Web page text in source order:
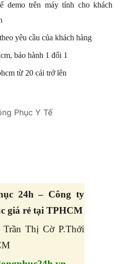
demo trên máy tính cho khách
yêu cầu của khách hàng
bảo hành 1 đổi 1
từ 20 cái trở lên
Phục Y Tế
24h – Công ty
giá rẻ tại TPHCM
Trần Thị Cờ P.Thới